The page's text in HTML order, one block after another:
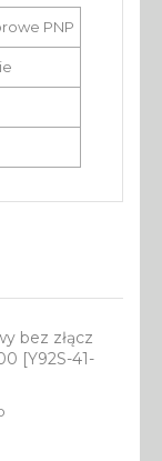
PNP
bez złącz
[Y92S-41-